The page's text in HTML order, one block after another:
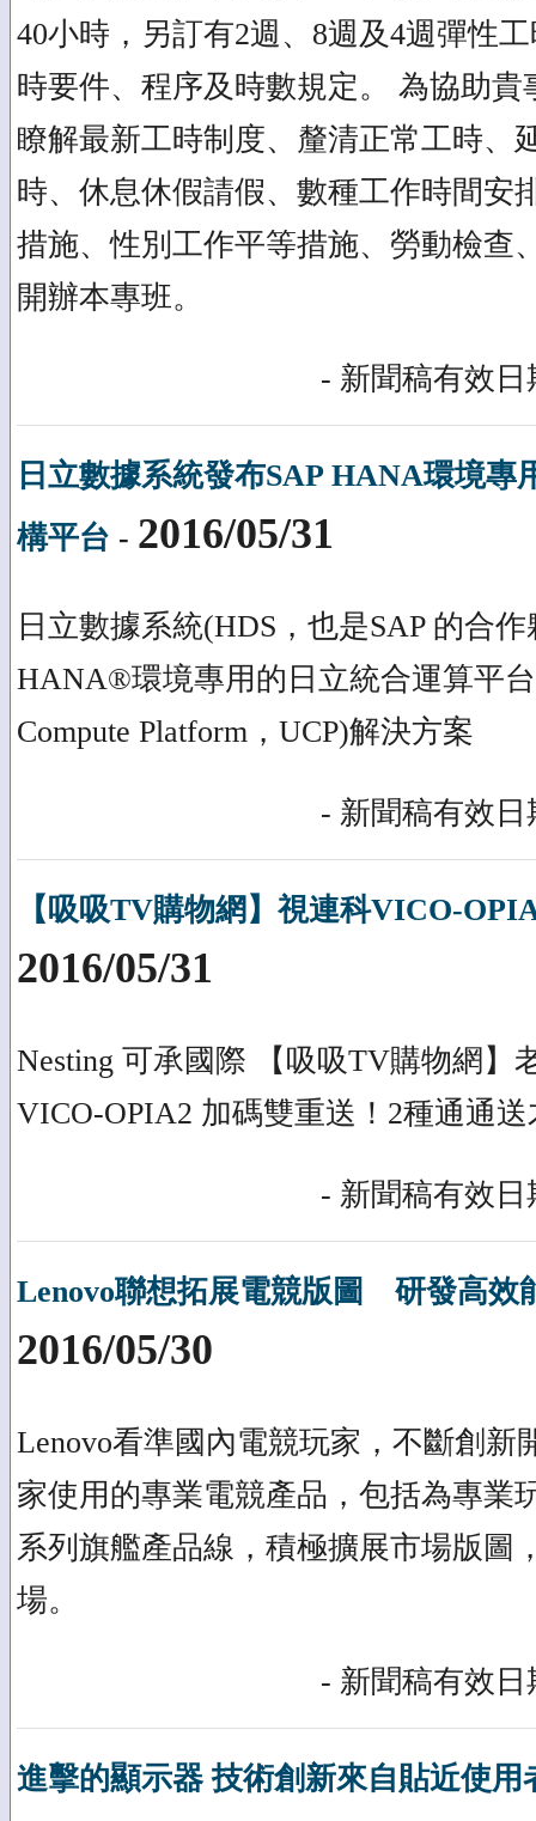
40小時，另訂有2週、8週及4週彈性
時要件、程序及時數規定。 為協助
瞭解最新工時制度、釐清正常工時、
時、休息休假請假、數種工作時間安
措施、性別工作平等措施、勞動檢查
開辦本專班。
- 新聞稿有效日
日立數據系統發布SAP HANA環境專
構平台 - 2016/05/31
日立數據系統(HDS，也是SAP 的合
HANA®環境專用的日立統合運算平
Compute Platform，UCP)解決方案
- 新聞稿有效日
【吸吸TV購物網】視連科VICO-
2016/05/31
Nesting 可承國際 【吸吸TV購物網】
VICO-OPIA2 加碼雙重送！2種通通送
- 新聞稿有效日
Lenovo聯想拓展電競版圖 研發高效
2016/05/30
Lenovo看準國內電競玩家，不斷創新
家使用的專業電競產品，包括為專業
系列旗艦產品線，積極擴展市場版圖
場。
- 新聞稿有效日
進擊的顯示器 技術創新來自貼近使用